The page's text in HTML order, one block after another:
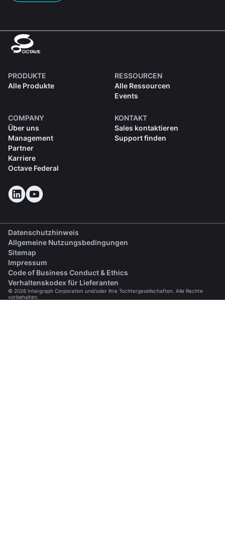
PRODUKTE
Alle Produkte
RESSOURCEN
Alle Ressourcen
Events
COMPANY
Über uns
Management
Partner
Karriere
Octave Federal
KONTAKT
Sales kontaktieren
Support finden
Datenschutzhinweis
Allgemeine Nutzungsbedingungen
Sitemap
Impressum
Code of Business Conduct & Ethics
Verhaltenskodex für Lieferanten
© 2026 Intergraph Corporation und/oder ihre Tochtergesellschaften. Alle Rechte
vorbehalten.